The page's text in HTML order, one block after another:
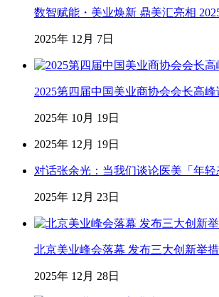
数智赋能・美业焕新 鼎美汇亮相
2025年 12月 7日
2025第四届中国美业商协会会长高
2025年 10月 19日
2025年 12月 19日
对话张余光：当我们谈论医美「年
2025年 12月 23日
北京美业峰会落幕 发布三大创新举
2025年 12月 28日